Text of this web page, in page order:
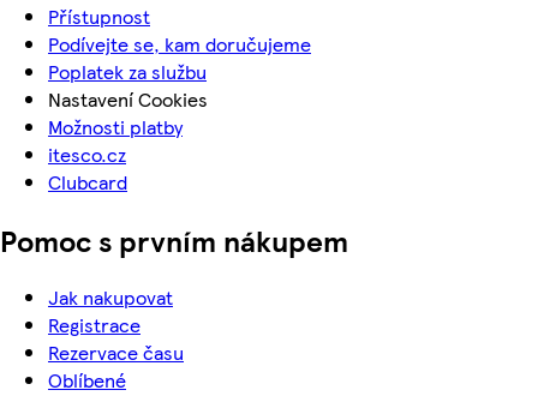
Přístupnost
Podívejte se, kam doručujeme
Poplatek za službu
Nastavení Cookies
Možnosti platby
itesco.cz
Clubcard
Pomoc s prvním nákupem
Jak nakupovat
Registrace
Rezervace času
Oblíbené